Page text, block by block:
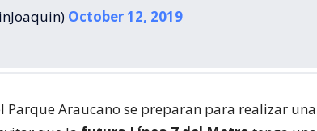
October 12, 2019
Parque Araucano se preparan para realizar una